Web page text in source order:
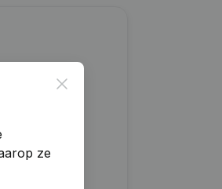
Close
ze